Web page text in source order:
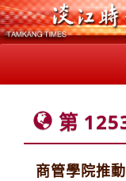
第
商管學院推